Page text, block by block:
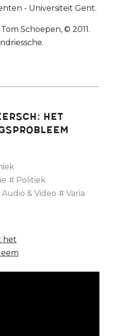
- Universiteit Gent.
Schoepen, © 2011.
het
Politiek
Audio & Video Varia
het